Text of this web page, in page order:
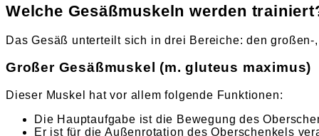
Welche Gesäßmuskeln werden
Das Gesäß unterteilt sich in drei Bereiche: den
Großer Gesäßmuskel (m. gluteus maximus)
Dieser Muskel hat vor allem folgende Funktionen:
Die Hauptaufgabe ist die Bewegung des
Er ist für die Außenrotation des Oberschenkels